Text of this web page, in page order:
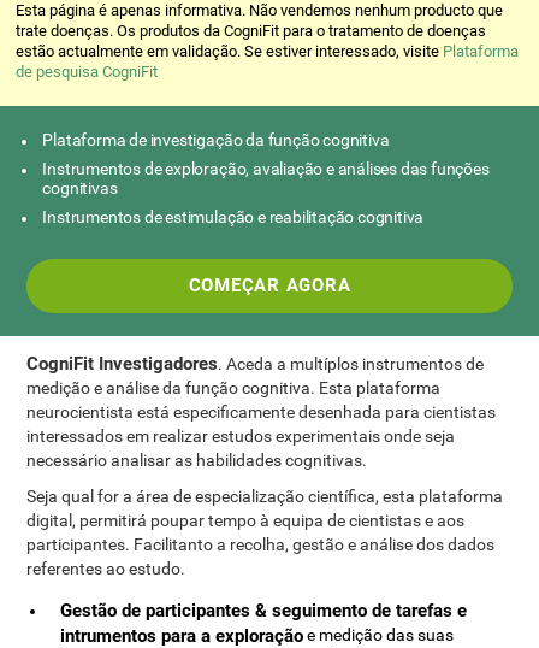
Esta página é apenas informativa. Não vendemos nenhum producto que
trate doenças. Os produtos da CogniFit para o tratamento de doenças
estão actualmente em validação. Se estiver interessado, visite Plataforma
de pesquisa CogniFit
Plataforma de investigação da função cognitiva
Instrumentos de exploração, avaliação e análises das funções
cognitivas
Instrumentos de estimulação e reabilitação cognitiva
COMEÇAR AGORA
CogniFit Investigadores. Aceda a multíplos instrumentos de
medição e análise da função cognitiva. Esta plataforma
neurocientista está especificamente desenhada para cientistas
interessados em realizar estudos experimentais onde seja
necessário analisar as habilidades cognitivas.
Seja qual for a área de especialização científica, esta plataforma
digital, permitirá poupar tempo à equipa de cientistas e aos
participantes. Facilitanto a recolha, gestão e análise dos dados
referentes ao estudo.
Gestão de participantes & seguimento de tarefas e
intrumentos para a exploraçãoe medição das suas